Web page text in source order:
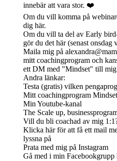
innebär att vara stor. ❤️
Om du vill komma på
dig här.
Om du vill ta del av Early
gör du det här (senast onsdag
Maila mig på
mitt coachingprogram och
ett DM med "Mindset" till mig
Andra länkar:
Testa (gratis) vilken
Mitt coachingprogram
Min Youtube-kanal
The Scale up,
Vill du bli coachad av mig
Klicka här för att få ett mail
lyssna på
Prata med mig på Instagram
Gå med i min Facebookgrupp